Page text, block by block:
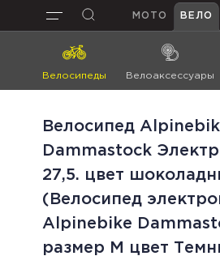
МОТО ВЕЛО
Велосипеды Велоаксессуары
Велосипед
Dammastock
27,5. цвет
(Велосипед
Alpinebike
размер M цвет